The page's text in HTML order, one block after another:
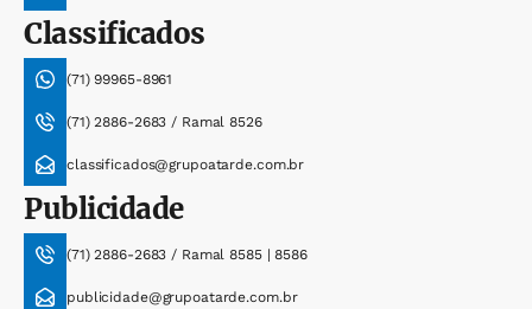
Classificados
(71) 99965-8961
(71) 2886-2683 / Ramal 8526
classificados@grupoatarde.com.br
Publicidade
(71) 2886-2683 / Ramal 8585 | 8586
publicidade@grupoatarde.com.br